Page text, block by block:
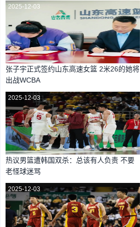
2025-12-03
张子宇正式签约山东高速女篮 2米26的她将
出战WCBA
2025-12-03
热议男篮遭韩国双杀：总该有人负责 不要
老怪球迷骂
2025-12-03